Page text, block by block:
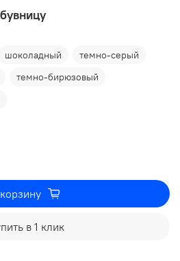
шоколадный
темно-серый
темно-бирюзовый
в 1 клик